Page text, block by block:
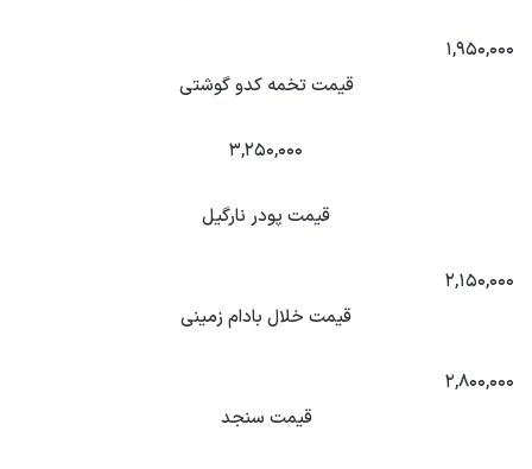
۱,۹۵۰,۰۰۰
قیمت تخمه کدو گوشتی
۳,۲۵۰,۰۰۰
قیمت پودر نارگیل
۲,۱۵۰,۰۰۰
قیمت خلال بادام زمینی
۲,۸۰۰,۰۰۰
قیمت سنجد